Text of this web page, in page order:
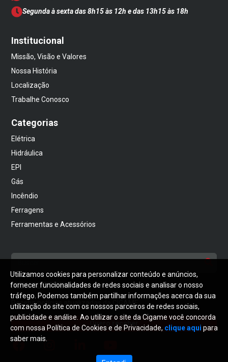
Segunda à sexta das 8h15 às 12h e das 13h15 às 18h
Institucional
Missão, Visão e Valores
Nossa História
Localização
Trabalhe Conosco
Categorias
Elétrica
Hidráulica
EPI
Gás
Incêndio
Ferragens
Ferramentas e Acessórios
NEWSLETTER
Receba notícias atualizadas da CIGAME
Quero receber
Utilizamos cookies para personalizar conteúdo e anúncios,
fornecer funcionalidades de redes sociais e analisar o nosso
tráfego. Podemos também partilhar informações acerca da sua
utilização do site com os nossos parceiros de redes sociais,
publicidade e análise. Ao utilizar o site da Cigame você concorda
com nossa Política de Cookies e de Privacidade, clique aqui para
saber mais.